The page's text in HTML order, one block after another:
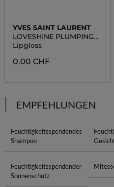
YVES SAINT LAURENT
LOVESHINE PLUMPING
LIP OIL GLOSS
Lipgloss
0.00 CHF
EMPFEHLUNGEN
Feuchtigkeitsspendendes
Shampoo
Feuchtigkeitsspendender
Sonnenschutz